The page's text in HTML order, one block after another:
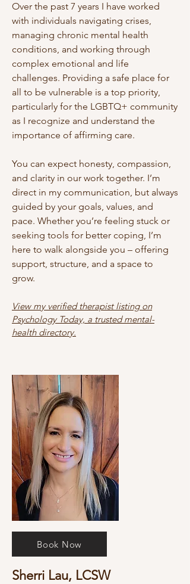
Over the past 7 years I have worked
with individuals navigating crises,
managing chronic mental health
conditions, and working through
complex emotional and life
challenges. Providing a safe place for
all to be vulnerable is a top priority,
particularly for the LGBTQ+ community
as I recognize and understand the
importance of affirming care.
You can expect honesty, compassion,
and clarity in our work together. I’m
direct in my communication, but always
guided by your goals, values, and
pace. Whether you’re feeling stuck or
seeking tools for better coping, I’m
here to walk alongside you – offering
support, structure, and a space to
grow.
View my verified therapist listing on
Psychology Today, a trusted mental-
health directory.
Book Now
Sherri Lau, LCSW